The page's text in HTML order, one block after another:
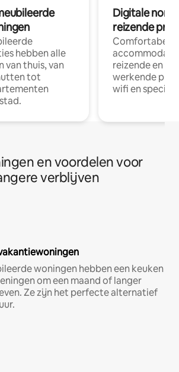
hebben alle
van thuis, van
tot
Digitale
reizende
Comfortabele
reizende en
werkende
wifi en
en voordelen voor
verblijven
woningen hebben een keuken
om een maand of langer
Ze zijn het perfecte alternatief